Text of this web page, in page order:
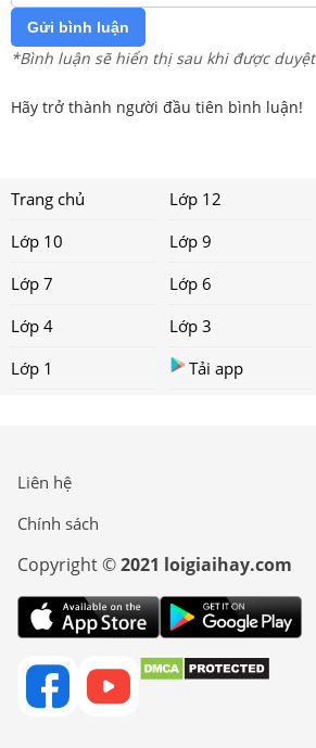
Gửi bình luận
*Bình luận sẽ hiển thị sau khi được duyệt
Hãy trở thành người đầu tiên bình luận!
Trang chủ Lớp 12
Lớp 10
Lớp 9
Lớp 7
Lớp 6
Lớp 4
Lớp 3
Lớp 1
Tải app
Liên hệ
Chính sách
Copyright ©2021 loigiaihay.com